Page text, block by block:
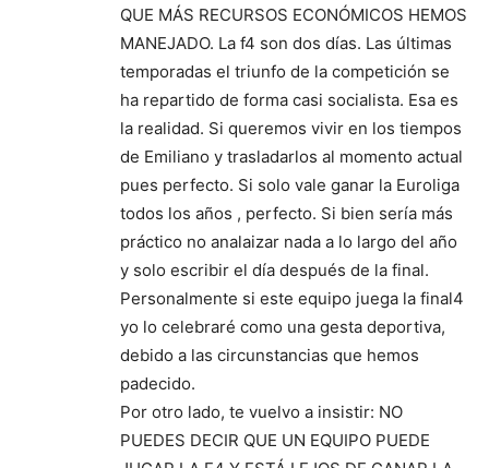
QUE MÁS RECURSOS ECONÓMICOS HEMOS
MANEJADO. La f4 son dos días. Las últimas
temporadas el triunfo de la competición se
ha repartido de forma casi socialista. Esa es
la realidad. Si queremos vivir en los tiempos
de Emiliano y trasladarlos al momento actual
pues perfecto. Si solo vale ganar la Euroliga
todos los años , perfecto. Si bien sería más
práctico no analaizar nada a lo largo del año
y solo escribir el día después de la final.
Personalmente si este equipo juega la final4
yo lo celebraré como una gesta deportiva,
debido a las circunstancias que hemos
padecido.
Por otro lado, te vuelvo a insistir: NO
PUEDES DECIR QUE UN EQUIPO PUEDE